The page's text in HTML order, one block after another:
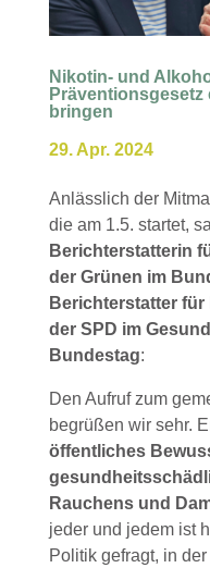
Nikotin- und
Präventionsgesetz
bringen
29. Apr. 2024
Anlässlich der
die am 1.5. startet,
Berichterstatterin
der Grünen im
Berichterstatter
der SPD im
Bundestag:
Den Aufruf zum
begrüßen wir sehr.
öffentliches
Rauchens und
jeder und jedem ist
Politik gefragt, in der